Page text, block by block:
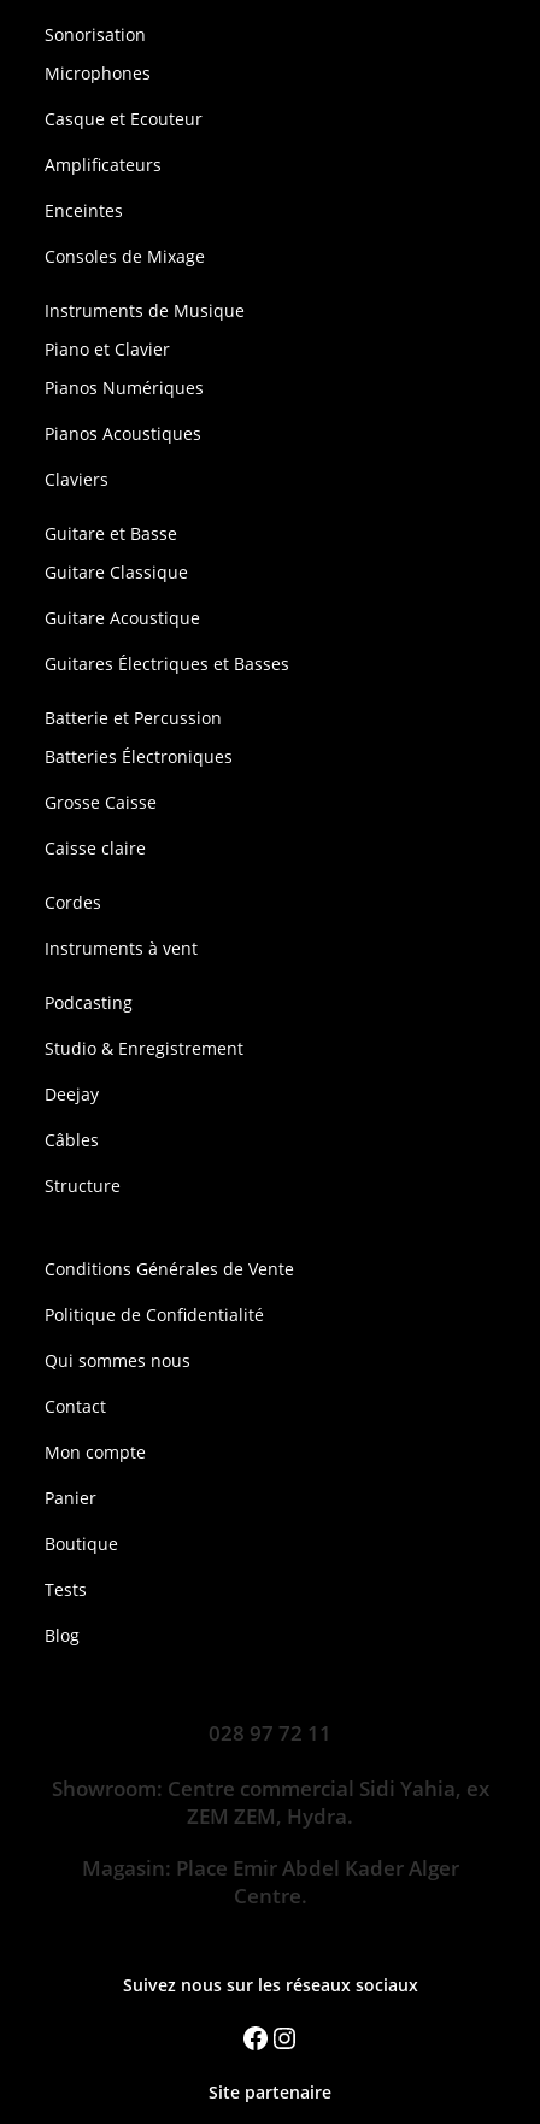
Sonorisation
Microphones
Casque et Ecouteur
Amplificateurs
Enceintes
Consoles de Mixage
Instruments de Musique
Piano et Clavier
Pianos Numériques
Pianos Acoustiques
Claviers
Guitare et Basse
Guitare Classique
Guitare Acoustique
Guitares Électriques et Basses
Batterie et Percussion
Batteries Électroniques
Grosse Caisse
Caisse claire
Cordes
Instruments à vent
Podcasting
Studio & Enregistrement
Deejay
Câbles
Structure
Conditions Générales de Vente
Politique de Confidentialité
Qui sommes nous
Contact
Mon compte
Panier
Boutique
Tests
Blog
028 97 72 11
Showroom: Centre commercial Sidi Yahia, ex
ZEM ZEM, Hydra.
Magasin: Place Emir Abdel Kader Alger
Centre.
Suivez nous sur les réseaux sociaux
Site partenaire